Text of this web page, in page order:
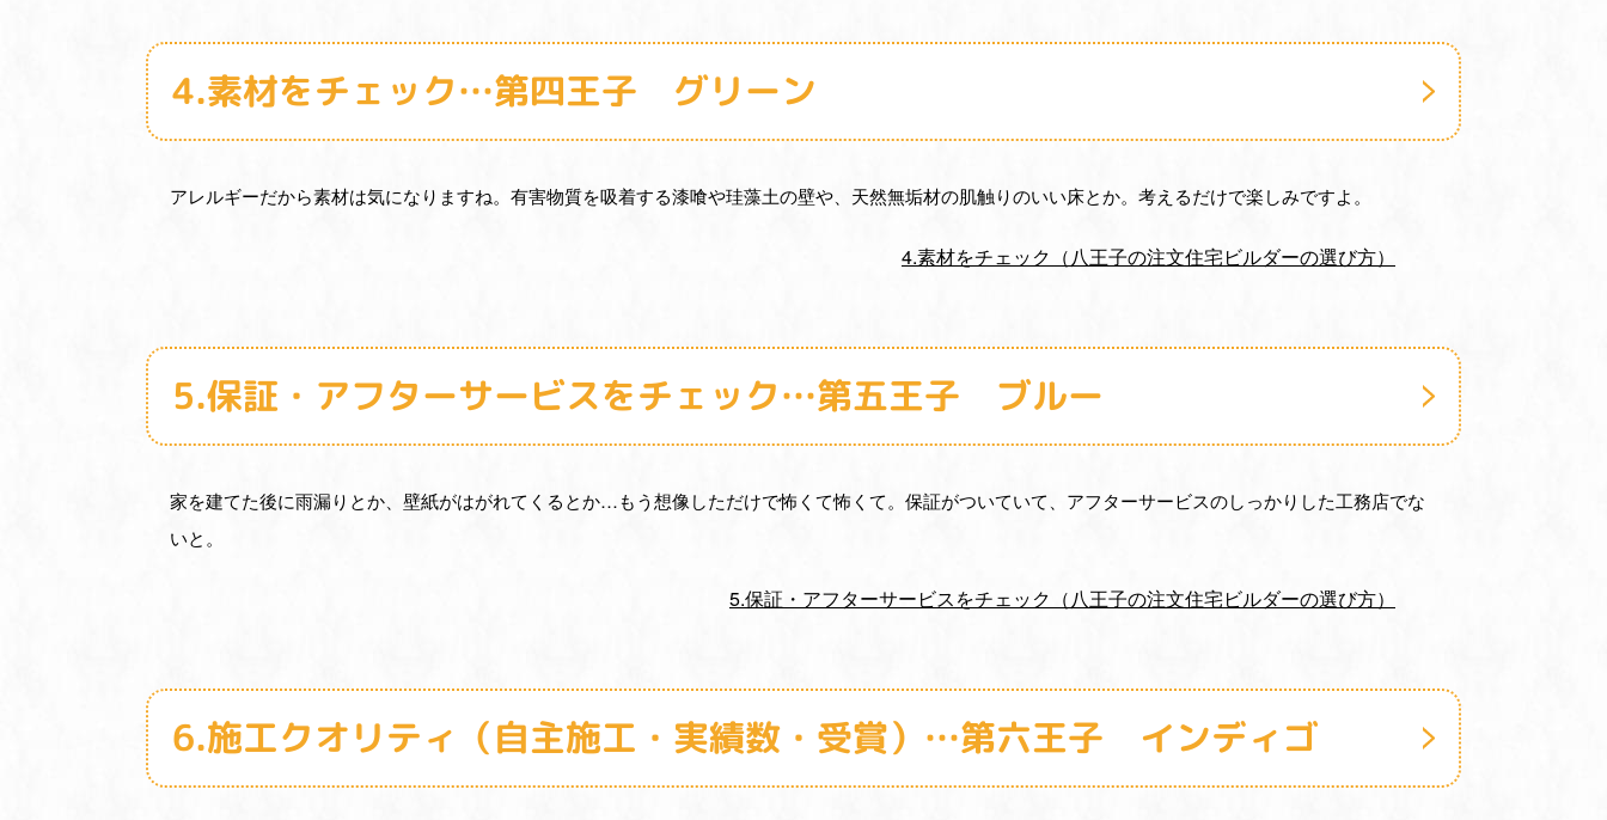
4.素材をチェック…第四王子 グリーン
アレルギーだから素材は気になりますね。有害物質を吸着する漆喰や珪藻土の壁や、天然無垢材の肌触りのいい床とか。考えるだけで楽しみですよ。
4.素材をチェック（八王子の注文住宅ビルダーの選び方）
5.保証・アフターサービスをチェック…第五王子 ブルー
家を建てた後に雨漏りとか、壁紙がはがれてくるとか…もう想像しただけで怖くて怖くて。保証がついていて、アフターサービスのしっかりした工務店でな
いと。
5.保証・アフターサービスをチェック（八王子の注文住宅ビルダーの選び方）
6.施工クオリティ（自主施工・実績数・受賞）…第六王子 インディゴ